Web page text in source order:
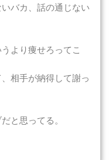
バカ、話の通じない
より痩せろってこ
相手が納得して謝っ
と思ってる。